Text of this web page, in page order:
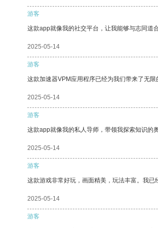
游客
这款app就像我的社交平台，让我能够与志同道
2025-05-14
游客
这款加速器VPM应用程序已经为我们带来了无限
2025-05-14
游客
这款app就像我的私人导师，带领我探索知识的奥
2025-05-14
游客
这款游戏非常好玩，画面精美，玩法丰富。我
2025-05-14
游客